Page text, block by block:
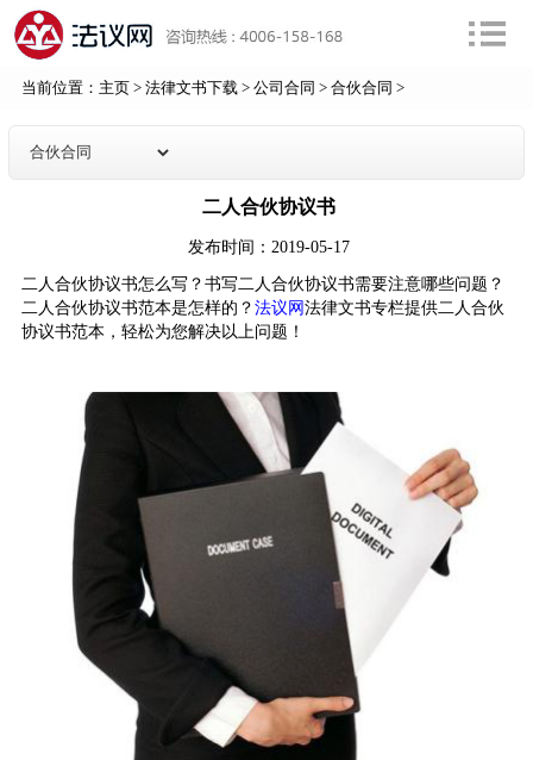
当前位置： 主页> 法律文书下载> 公司合同 > 合伙合同 >
二人合伙协议书
发布时间：2019-05-17
二人合伙协议书怎么写？书写二人合伙协议书需要注意哪些问题？
二人合伙协议书范本是怎样的？ 法议网法律文书专栏提供二人合伙
协议书范本，轻松为您解决以上问题！